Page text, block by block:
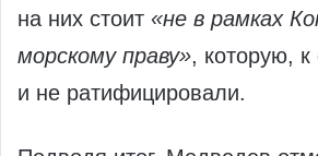
на них стоит «не в рамках
морскому праву», которую,
и не ратифицировали.